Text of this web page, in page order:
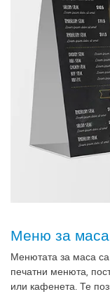
Меню за маса
Менютата за маса
печатни менюта,
или кафенета. Те